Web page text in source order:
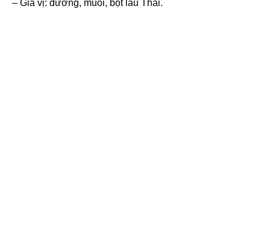
– Gia vị: đường, muối, bột lẩu Thái.